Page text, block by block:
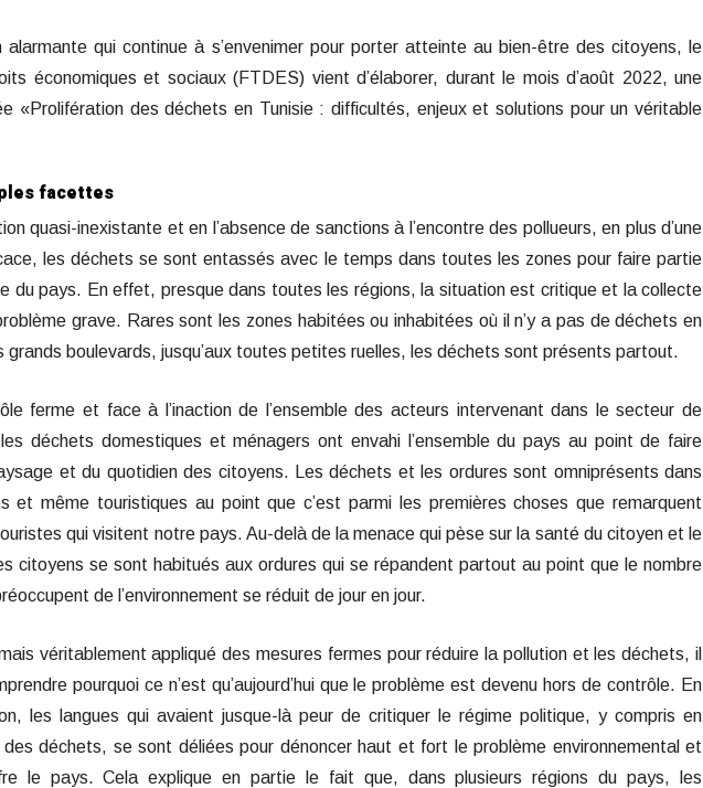
qui continue à s’envenimer pour porter atteinte au bien-être des citoyens, le
économiques et sociaux (FTDES) vient d’élaborer, durant le mois d’août 2022, une
«Prolifération des déchets en Tunisie : difficultés, enjeux et solutions pour un véritable
facettes
quasi-inexistante et en l’absence de sanctions à l’encontre des pollueurs, en plus d’une
les déchets se sont entassés avec le temps dans toutes les zones pour faire partie
du pays. En effet, presque dans toutes les régions, la situation est critique et la collecte
grave. Rares sont les zones habitées ou inhabitées où il n’y a pas de déchets en
grands boulevards, jusqu’aux toutes petites ruelles, les déchets sont présents partout.
ferme et face à l’inaction de l’ensemble des acteurs intervenant dans le secteur de
déchets domestiques et ménagers ont envahi l’ensemble du pays au point de faire
et du quotidien des citoyens. Les déchets et les ordures sont omniprésents dans
et même touristiques au point que c’est parmi les premières choses que remarquent
qui visitent notre pays. Au-delà de la menace qui pèse sur la santé du citoyen et le
citoyens se sont habitués aux ordures qui se répandent partout au point que le nombre
de l’environnement se réduit de jour en jour.
véritablement appliqué des mesures fermes pour réduire la pollution et les déchets, il
pourquoi ce n’est qu’aujourd’hui que le problème est devenu hors de contrôle. En
les langues qui avaient jusque-là peur de critiquer le régime politique, y compris en
déchets, se sont déliées pour dénoncer haut et fort le problème environnemental et
le pays. Cela explique en partie le fait que, dans plusieurs régions du pays, les